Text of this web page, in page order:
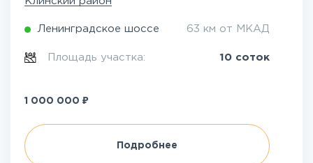
Ленинградское шоссе 63 км от МКАД
Площадь участка: 10 соток
1 000 000 ₽
Подробнее